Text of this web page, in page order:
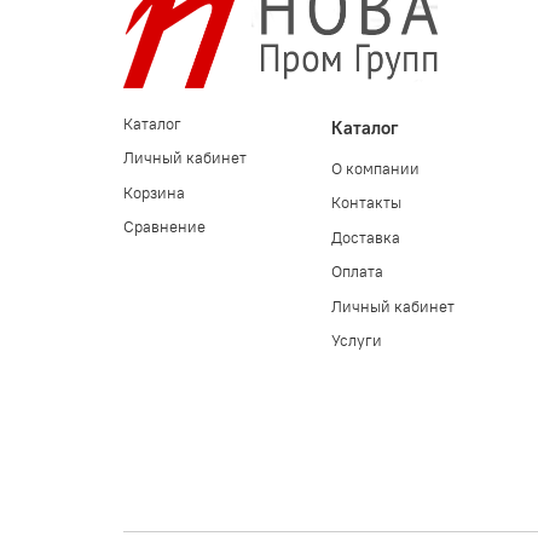
Каталог
Личный кабинет
Корзина
Сравнение
Каталог
О компании
Контакты
Доставка
Оплата
Личный кабинет
Услуги